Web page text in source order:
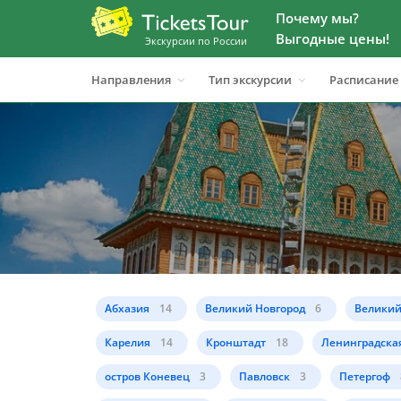
Экскурсии по России
Почему мы?
Выгодные цены!
Направления Тип экскурсии Расписание
Абхазия 14 Великий Новгород 6
Карелия 14 Кронштадт 18
остров Коневец 3 Павловск 3 Петергоф